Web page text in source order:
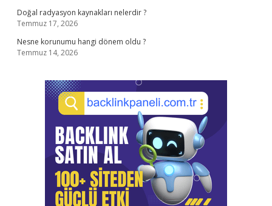
Doğal radyasyon kaynakları nelerdir ?
Temmuz 17, 2026
Nesne korunumu hangi dönem oldu ?
Temmuz 14, 2026